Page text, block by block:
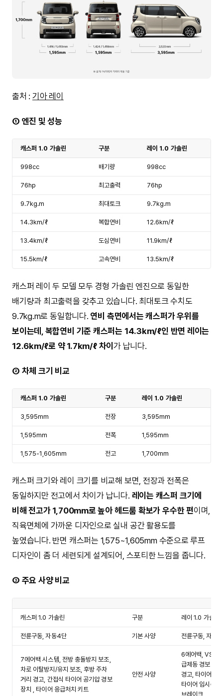
출처 : 기아 레이
① 엔진 및 성능
캐스퍼 1.0 가솔린 구분 레이 1.0 가솔린
998cc 배기량 998cc
76hp 최고출력 76hp
9.7kg.m 최대토크 9.7kg.m
14.3km/ℓ 복합연비 12.6km/ℓ
13.4km/ℓ 도심연비 11.9km/ℓ
15.5km/ℓ 고속연비 13.5km/ℓ
캐스퍼 레이 두 모델 모두 경형 가솔린 엔진으로 동일한
배기량과 최고출력을 갖추고 있습니다. 최대토크 수치도
9.7kg.m로 동일합니다. 연비 측면에서는 캐스퍼가 우위를
보이는데, 복합연비 기준 캐스퍼는 14.3km/ℓ인 반면 레이는
12.6km/ℓ로 약 1.7km/ℓ 차이가 납니다.
② 차체 크기 비교
캐스퍼 1.0 가솔린 구분 레이 1.0 가솔린
3,595mm 전장 3,595mm
1,595mm 전폭 1,595mm
1,575-1,605mm 전고 1,700mm
캐스퍼 크기와 레이 크기를 비교해 보면, 전장과 전폭은
동일하지만 전고에서 차이가 납니다. 레이는 캐스퍼 크기에
비해 전고가 1,700mm로 높아 헤드룸 확보가 우수한 편이며,
직육면체에 가까운 디자인으로 실내 공간 활용도를
높였습니다. 반면 캐스퍼는 1,575~1,605mm 수준으로 루프
디자인이 좀 더 세련되게 설계되어, 스포티한 느낌을 줍니다.
③ 주요 사양 비교
캐스퍼 1.0 가솔린 구분 레이 1.0 가솔린
전륜구동, 자동4단 기본 사양 전륜구동, 자동4
7에어백 시스템, 전방 충돌방지 보조,
차로 이탈방지/유지 보조, 후방 주차
거리 경고, 간접식 타이어 공기압 경보
장치 , 타이어 응급처치 키트
안전 사양
6에어백, VSM,
급제동 경보 시
경고, 타이어 공
타이어 임시수
브레이크